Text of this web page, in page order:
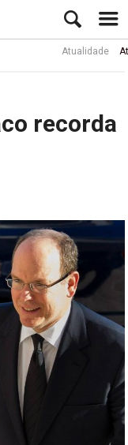
Atualidade Ator
recorda